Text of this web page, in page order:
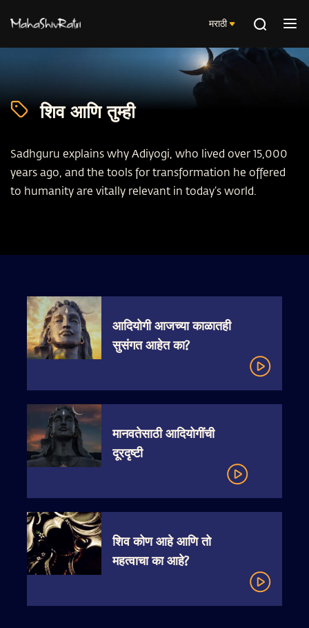
मराठी
शिव आणि तुम्ही
Sadhguru explains why Adiyogi, who lived over 15,000
years ago, and the tools for transformation he offered
to humanity are vitally relevant in today’s world.
आदियोगी आजच्या काळातही
सुसंगत आहेत का?
मानवतेसाठी आदियोगींची
दूरदृष्टी
शिव कोण आहे आणि तो
महत्वाचा का आहे?